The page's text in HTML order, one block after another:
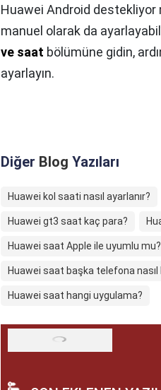
Huawei Android destekliyor
manuel olarak da
ve saat bölümüne gidin,
ayarlayın.
Diğer Blog Yazıları
Huawei kol saati nasıl ayarlanır?
Huawei gt3 saat kaç para?
Huawei saat Apple ile uyumlu mu?
Huawei saat başka telefona nasıl
Huawei saat hangi uygulama?